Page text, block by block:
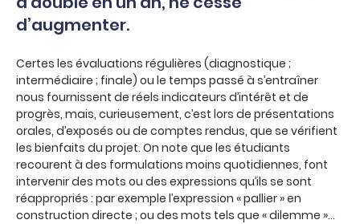
d’augmenter.
Certes les évaluations régulières (diagnostique ;
intermédiaire ; finale) ou le temps passé à s’entraîner
nous fournissent de réels indicateurs d’intérêt et de
progrès, mais, curieusement, c’est lors de présentations
orales, d’exposés ou de comptes rendus, que se vérifient
les bienfaits du projet. On note que les étudiants
recourent à des formulations moins quotidiennes, font
intervenir des mots ou des expressions qu’ils se sont
réappropriés : par exemple l’expression « pallier » en
construction directe ; ou des mots tels que « dilemme »…